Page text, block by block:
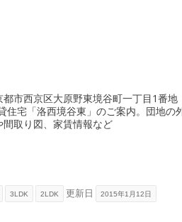
都市西京区大原野東境谷町一丁目1番地
住宅「洛西境谷東」のご案内。団地の
間取り図、家賃情報など
3LDK 2LDK 更新日 2015年1月12日